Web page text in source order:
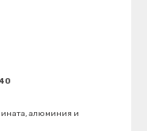
алюминия и